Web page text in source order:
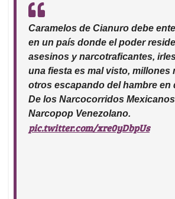
Caramelos de Cianuro debe
en un país donde el poder
asesinos y narcotraficantes,
una fiesta es mal visto, millones
otros escapando del hambre en
De los Narcocorridos
Narcopop Venezolano.
pic.twitter.com/xre0yDbpUs